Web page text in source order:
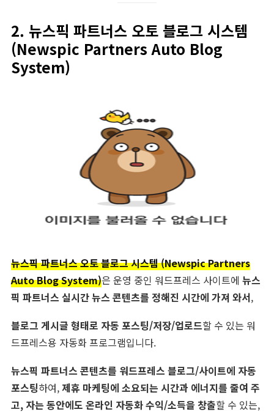
2. 뉴스픽 파트너스 오토 블로그 시스템
(Newspic Partners Auto Blog
System)
뉴스픽 파트너스 오토 블로그 시스템 (Newspic Partners
Auto Blog System)은 운영 중인 워드프레스 사이트에 뉴스
픽 파트너스 실시간 뉴스 콘텐츠를 정해진 시간에 가져 와서,
블로그 게시글 형태로 자동 포스팅/저장/업로드할 수 있는 워
드프레스용 자동화 프로그램입니다.
뉴스픽 파트너스 콘텐츠를 워드프레스 블로그/사이트에 자동
포스팅하여,제휴 마케팅에 소요되는 시간과 에너지를 줄여 주
고, 자는 동안에도 온라인 자동화 수익/소득을 창출할 수 있는,